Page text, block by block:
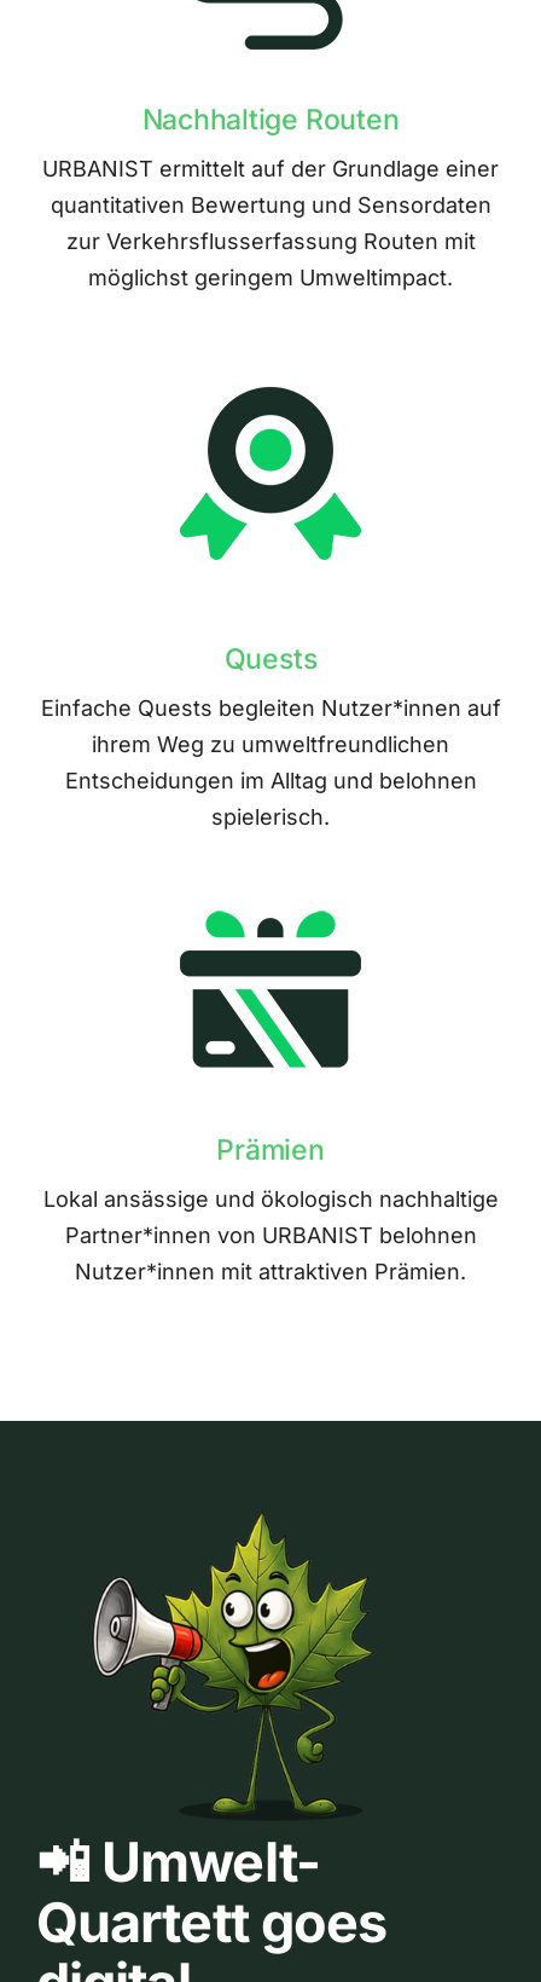
Nachhaltige Routen
URBANIST ermittelt auf der Grundlage einer
quantitativen Bewertung und Sensordaten
zur Verkehrsflusserfassung Routen mit
möglichst geringem Umweltimpact.
Quests
Einfache Quests begleiten Nutzer*innen auf
ihrem Weg zu umweltfreundlichen
Entscheidungen im Alltag und belohnen
spielerisch.
Prämien
Lokal ansässige und ökologisch nachhaltige
Partner*innen von URBANIST belohnen
Nutzer*innen mit attraktiven Prämien.
📲 Umwelt-
Quartett goes